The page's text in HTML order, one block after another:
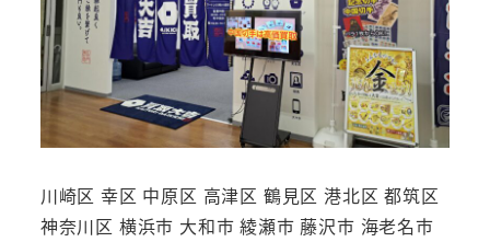
川崎区 幸区 中原区 高津区 鶴見区 港北区 都筑区
神奈川区 横浜市 大和市 綾瀬市 藤沢市 海老名市